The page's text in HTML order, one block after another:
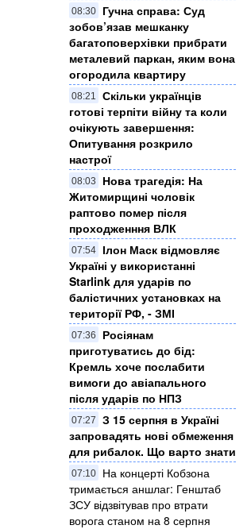
08:30
Гучна справа: Суд
зобов’язав мешканку
багатоповерхівки прибрати
металевий паркан, яким вона
огородила квартиру
08:21
Скільки українців
готові терпіти війну та коли
очікують завершення:
Опитування розкрило
настрої
08:03
Нова трагедія: На
Житомирщині чоловік
раптово помер після
проходженння ВЛК
07:54
Ілон Маск відмовляє
Україні у використанні
Starlink для ударів по
балістичних установках на
території РФ, - ЗМІ
07:36
Росіянам
приготуватись до бід:
Кремль хоче послабити
вимоги до авіапального
після ударів по НПЗ
07:27
З 15 серпня в Україні
запровадять нові обмеження
для рибалок. Що варто знати
07:10
На концерті Кобзона
тримається аншлаг: Генштаб
ЗСУ відзвітував про втрати
ворога станом на 8 серпня